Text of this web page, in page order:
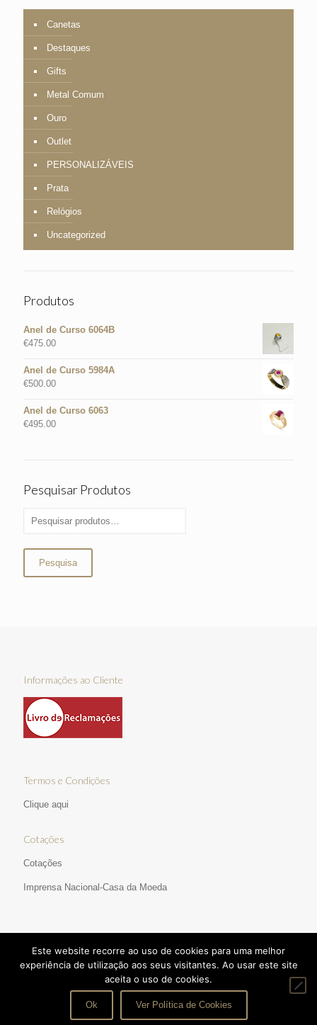
Canetas
Destaques
Gifts
Metal Comum
Ouro
Outlet
PERSONALIZÁVEIS
Prata
Relógios
Uncategorized
Produtos
Anel de Curso 6064B
€475.00
Anel de Curso 5984A
€500.00
Anel de Curso 6063
€495.00
Pesquisar Produtos
Pesquisa
Informações ao Cliente
Termos e Condições
Clique aqui
Cotações
Cotações
Imprensa Nacional-Casa da Moeda
© 2017 Ourivesaria Manata | Direitos Reservados | Desenvolvido
por:pedroferraz.com|TERMOS E CONDIÇÕES
Este website recorre ao uso de cookies para uma melhor
experiência de utilização aos seus visitantes. Ao usar este site
aceita o uso de cookies.
Ok Ver Política de Cookies